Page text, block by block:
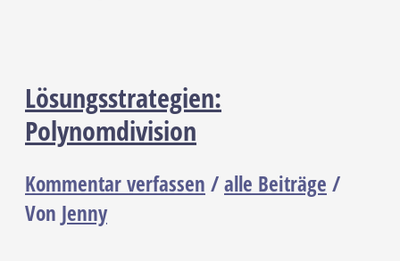
Lösungsstrategien:
Polynomdivision
Kommentar verfassen /alle Beiträge /
Von Jenny